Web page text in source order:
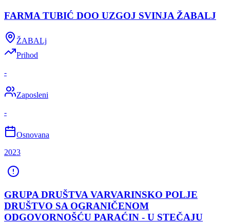
FARMA TUBIĆ DOO UZGOJ SVINJA ŽABALJ
ŽABALj
Prihod
-
Zaposleni
-
Osnovana
2023
GRUPA DRUŠTVA VARVARINSKO POLJE
DRUŠTVO SA OGRANIČENOM
ODGOVORNOŠĆU PARAĆIN - U STEČAJU